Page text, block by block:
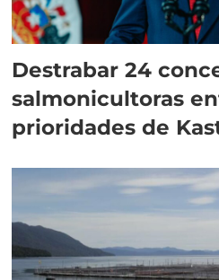
Destrabar 24
salmonicultoras
prioridades de